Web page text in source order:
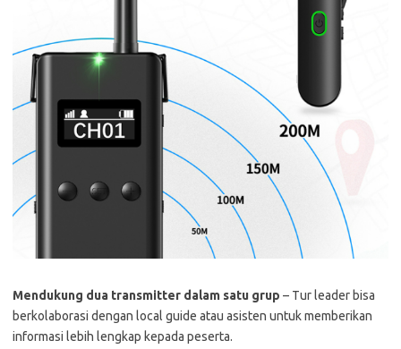
Mendukung dua transmitter dalam satu grup – Tur leader bisa
berkolaborasi dengan local guide atau asisten untuk memberikan
informasi lebih lengkap kepada peserta.